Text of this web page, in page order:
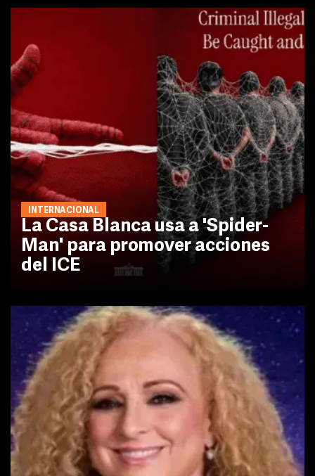
INTERNACIONAL
La Casa Blanca usa a 'Spider-
Man' para promover acciones
del ICE